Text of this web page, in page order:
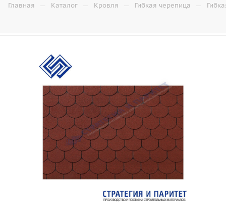
Главная — Каталог — Кровля — Гибкая черепица —